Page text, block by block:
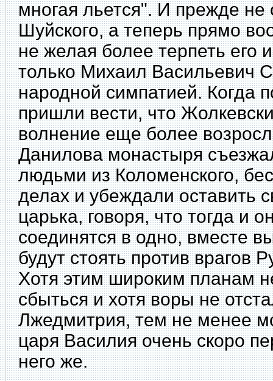
многая льется". И прежде
Шуйского, а теперь прямо
не желая более терпеть его
только Михаил Васильевич
народной симпатией. Когда
пришли вести, что
волнение еще более
Данилова монастыря
людьми из Коломенского,
делах и убеждали оставить
царька, говоря, что тогда и
соединятся в одно, вместе
будут стоять против врагов
Хотя этим широким планам
сбыться и хотя воры не
Лжедмитрия, тем не менее
царя Василия очень скоро
него же.